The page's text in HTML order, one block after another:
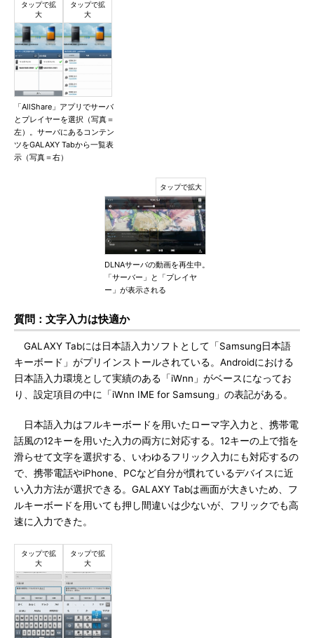
「AllShare」アプリでサーバ
とプレイヤーを選択（写真＝
左）。サーバにあるコンテン
ツをGALAXY Tabから一覧表
示（写真＝右）
DLNAサーバの動画を再生中。
「サーバー」と「プレイヤ
ー」が表示される
質問：文字入力は快適か
GALAXY Tabには日本語入力ソフトとして「Samsung日本語
キーボード」がプリインストールされている。Androidにおける
日本語入力環境として実績のある「iWnn」がベースになってお
り、設定項目の中に「iWnn IME for Samsung」の表記がある。
日本語入力はフルキーボードを用いたローマ字入力と、携帯電
話風の12キーを用いた入力の両方に対応する。12キーの上で指を
滑らせて文字を選択する、いわゆるフリック入力にも対応するの
で、携帯電話やiPhone、PCなど自分が慣れているデバイスに近
い入力方法が選択できる。GALAXY Tabは画面が大きいため、フ
ルキーボードを用いても押し間違いは少ないが、フリックでも高
速に入力できた。